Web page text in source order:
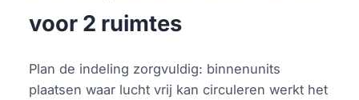
voor 2 ruimtes
Plan de indeling zorgvuldig: binnenunits
plaatsen waar lucht vrij kan circuleren werkt het